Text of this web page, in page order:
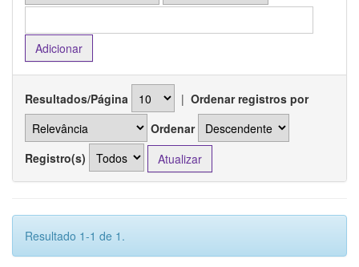
Resultados/Página | Ordenar registros por
Ordenar
Registro(s)
Resultado 1-1 de 1.